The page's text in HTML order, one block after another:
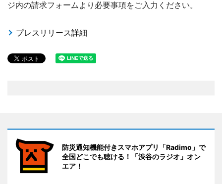
ジ内の請求フォームより必要事項をご入力ください。
プレスリリース詳細
防災通知機能付きスマホアプリ「Radimo」で
全国どこでも聴ける！「渋谷のラジオ」オン
エア！